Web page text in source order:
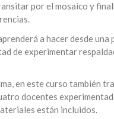
por el mosaico y
a hacer desde una
de experimentar
en este curso también
docentes
están incluidos.